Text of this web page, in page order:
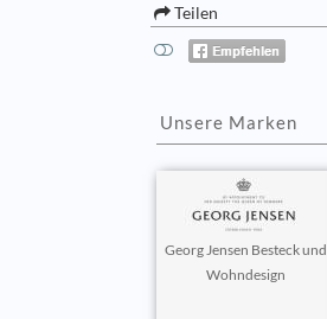
Teilen
Unsere Marken
Georg Jensen Besteck und
Wohndesign